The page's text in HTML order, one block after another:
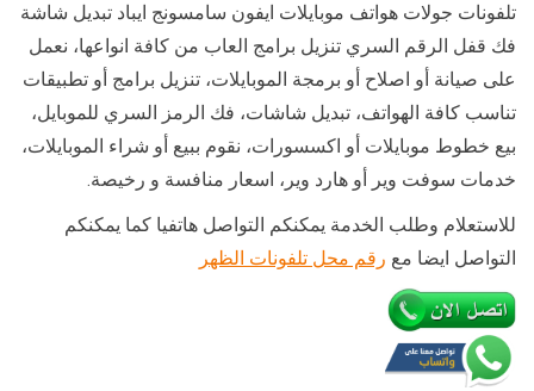
تلفونات جولات هواتف موبايلات ايفون سامسونج ايباد تبديل شاشة
فك قفل الرقم السري تنزيل برامج العاب من كافة انواعها، نعمل
على صيانة أو اصلاح أو برمجة الموبايلات، تنزيل برامج أو تطبيقات
تناسب كافة الهواتف، تبديل شاشات، فك الرمز السري للموبايل،
بيع خطوط موبايلات أو اكسسورات، نقوم ببيع أو شراء الموبايلات،
خدمات سوفت وير أو هارد وير، اسعار منافسة و رخيصة.
للاستعلام وطلب الخدمة يمكنكم التواصل هاتفيا كما يمكنكم
التواصل ايضا مع رقم محل تلفونات الظهر